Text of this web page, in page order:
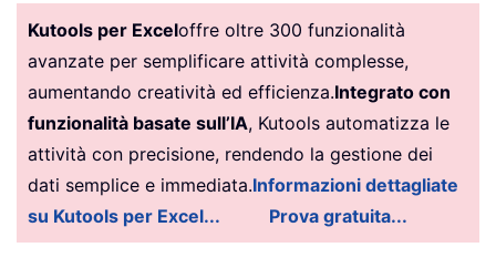
Kutools per Exceloffre oltre 300 funzionalità
avanzate per semplificare attività complesse,
aumentando creatività ed efficienza.Integrato con
funzionalità basate sull’IA, Kutools automatizza le
attività con precisione, rendendo la gestione dei
dati semplice e immediata.Informazioni dettagliate
su Kutools per Excel...
Prova gratuita...